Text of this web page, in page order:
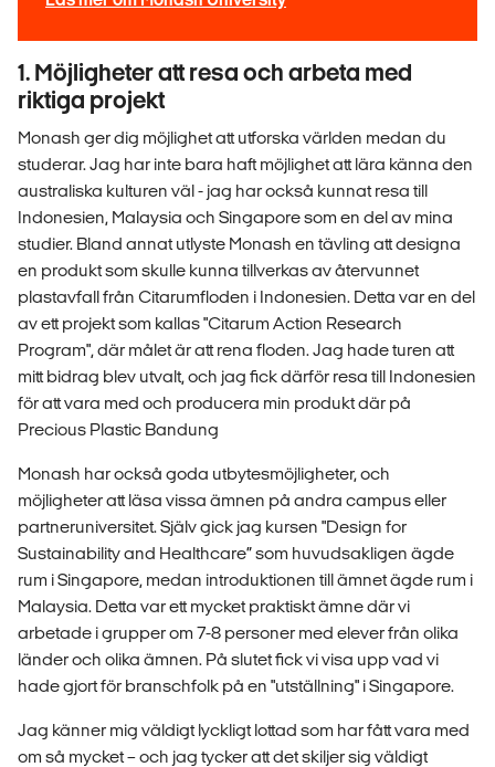
1. Möjligheter att resa och arbeta med
riktiga projekt
Monash ger dig möjlighet att utforska världen medan du
studerar. Jag har inte bara haft möjlighet att lära känna den
australiska kulturen väl - jag har också kunnat resa till
Indonesien, Malaysia och Singapore som en del av mina
studier. Bland annat utlyste Monash en tävling att designa
en produkt som skulle kunna tillverkas av återvunnet
plastavfall från Citarumfloden i Indonesien. Detta var en del
av ett projekt som kallas "Citarum Action Research
Program", där målet är att rena floden. Jag hade turen att
mitt bidrag blev utvalt, och jag fick därför resa till Indonesien
för att vara med och producera min produkt där på
Precious Plastic Bandung
Monash har också goda utbytesmöjligheter, och
möjligheter att läsa vissa ämnen på andra campus eller
partneruniversitet. Själv gick jag kursen "Design for
Sustainability and Healthcare” som huvudsakligen ägde
rum i Singapore, medan introduktionen till ämnet ägde rum i
Malaysia. Detta var ett mycket praktiskt ämne där vi
arbetade i grupper om 7-8 personer med elever från olika
länder och olika ämnen. På slutet fick vi visa upp vad vi
hade gjort för branschfolk på en "utställning" i Singapore.
Jag känner mig väldigt lyckligt lottad som har fått vara med
om så mycket – och jag tycker att det skiljer sig väldigt